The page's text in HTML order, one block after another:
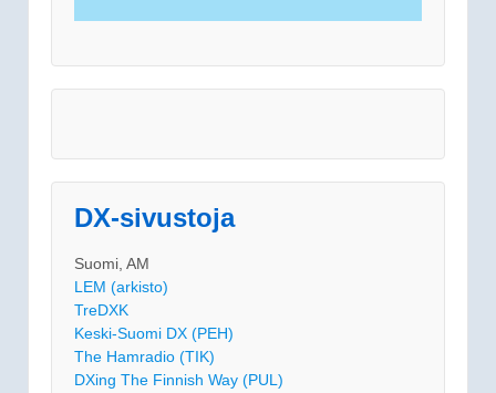
DX-sivustoja
Suomi, AM
LEM (arkisto)
TreDXK
Keski-Suomi DX (PEH)
The Hamradio (TIK)
DXing The Finnish Way (PUL)